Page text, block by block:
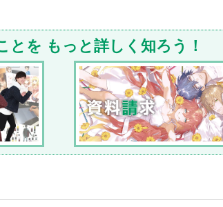
とを もっと詳しく知ろう！